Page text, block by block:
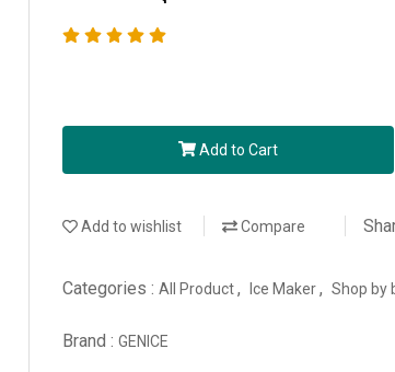
Add to Cart
Add to wishlist Compare
Categories : All Product, Ice Maker, Shop by
Brand : GENICE